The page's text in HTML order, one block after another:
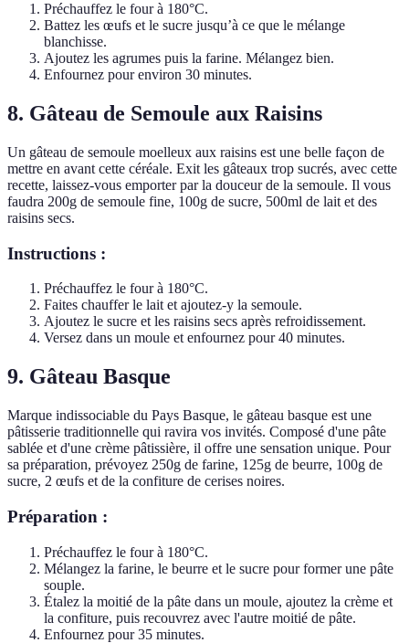
Préchauffez le four à 180°C.
Battez les œufs et le sucre jusqu’à ce que le mélange
blanchisse.
Ajoutez les agrumes puis la farine. Mélangez bien.
Enfournez pour environ 30 minutes.
8. Gâteau de Semoule aux Raisins
Un gâteau de semoule moelleux aux raisins est une belle façon de
mettre en avant cette céréale. Exit les gâteaux trop sucrés, avec cette
recette, laissez-vous emporter par la douceur de la semoule. Il vous
faudra 200g de semoule fine, 100g de sucre, 500ml de lait et des
raisins secs.
Instructions :
Préchauffez le four à 180°C.
Faites chauffer le lait et ajoutez-y la semoule.
Ajoutez le sucre et les raisins secs après refroidissement.
Versez dans un moule et enfournez pour 40 minutes.
9. Gâteau Basque
Marque indissociable du Pays Basque, le gâteau basque est une
pâtisserie traditionnelle qui ravira vos invités. Composé d'une pâte
sablée et d'une crème pâtissière, il offre une sensation unique. Pour
sa préparation, prévoyez 250g de farine, 125g de beurre, 100g de
sucre, 2 œufs et de la confiture de cerises noires.
Préparation :
Préchauffez le four à 180°C.
Mélangez la farine, le beurre et le sucre pour former une pâte
souple.
Étalez la moitié de la pâte dans un moule, ajoutez la crème et
la confiture, puis recouvrez avec l'autre moitié de pâte.
Enfournez pour 35 minutes.